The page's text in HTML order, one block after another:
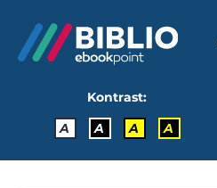
Kontrast:
A
A A A